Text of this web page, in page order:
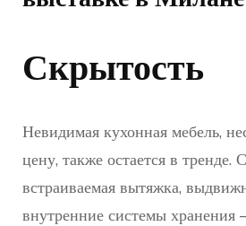
Скрытость
Невидимая кухонная мебель,
цену, также остается в тренде.
встраиваемая вытяжка,
внутренние системы хранения